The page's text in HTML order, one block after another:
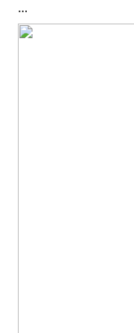
...